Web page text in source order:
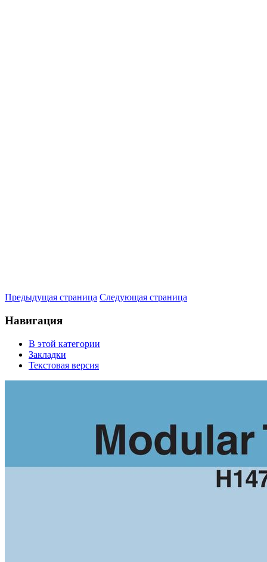
Предыдущая страница Следующая страница
Навигация
В этой категории
Закладки
Текстовая версия